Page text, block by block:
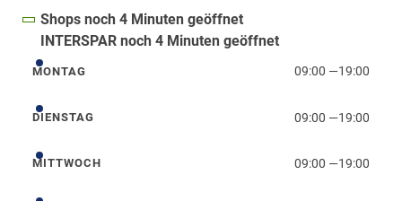
Shops noch 4 Minuten geöffnet
INTERSPAR noch 4 Minuten geöffnet
Montag
MONTAG 09:00 —19:00
Dienstag
DIENSTAG 09:00 —19:00
Mittwoch
MITTWOCH 09:00 —19:00